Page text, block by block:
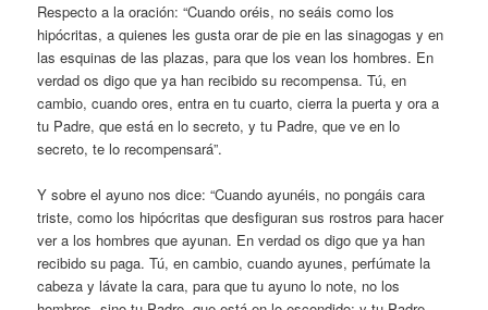
Respecto a la oración: “Cuando oréis, no seáis como los
hipócritas, a quienes les gusta orar de pie en las sinagogas y en
las esquinas de las plazas, para que los vean los hombres. En
verdad os digo que ya han recibido su recompensa. Tú, en
cambio, cuando ores, entra en tu cuarto, cierra la puerta y ora a
tu Padre, que está en lo secreto, y tu Padre, que ve en lo
secreto, te lo recompensará”.
Y sobre el ayuno nos dice: “Cuando ayunéis, no pongáis cara
triste, como los hipócritas que desfiguran sus rostros para hacer
ver a los hombres que ayunan. En verdad os digo que ya han
recibido su paga. Tú, en cambio, cuando ayunes, perfúmate la
cabeza y lávate la cara, para que tu ayuno lo note, no los